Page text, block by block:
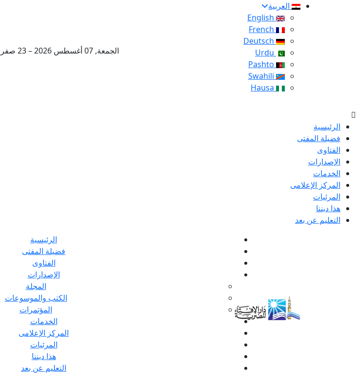
العربية
الجمعة, 07 أغسطس 2026 – 23 صفر 1448 هـ
الرئيسية
فضيلة المفتى
الفتاوى
الإصدارات
الخدمات
المركز الإعلامى
المرئيات
هذا ديننا
التعليم عن بعد
الرئيسية
فضيلة المفتى
الفتاوى
الإصدارات
المجلة
الكتب والموسوعات
المؤتمرات
الخدمات
المركز الإعلامى
المرئيات
هذا ديننا
التعليم عن بعد